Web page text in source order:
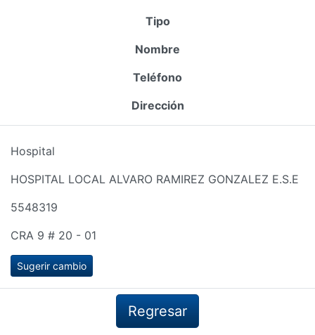
Tipo
Nombre
Teléfono
Dirección
Hospital
HOSPITAL LOCAL ALVARO RAMIREZ GONZALEZ E.S.E
5548319
CRA 9 # 20 - 01
Sugerir cambio
Regresar